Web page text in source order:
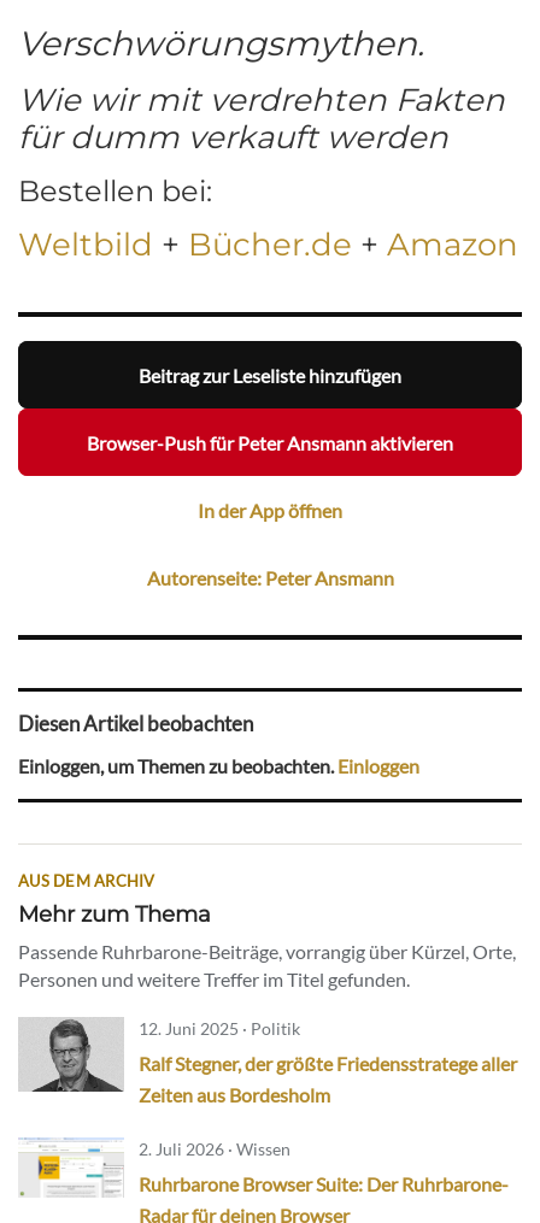
Verschwörungsmythen.
Wie wir mit verdrehten Fakten
für dumm verkauft werden
Bestellen bei:
Weltbild + Bücher.de + Amazon
Beitrag zur Leseliste hinzufügen
Browser-Push für Peter Ansmann aktivieren
In der App öffnen
Autorenseite: Peter Ansmann
Diesen Artikel beobachten
Einloggen, um Themen zu beobachten.Einloggen
AUS DEM ARCHIV
Mehr zum Thema
Passende Ruhrbarone-Beiträge, vorrangig über Kürzel, Orte,
Personen und weitere Treffer im Titel gefunden.
12. Juni 2025 · Politik
Ralf Stegner, der größte Friedensstratege aller
Zeiten aus Bordesholm
2. Juli 2026 · Wissen
Ruhrbarone Browser Suite: Der Ruhrbarone-
Radar für deinen Browser